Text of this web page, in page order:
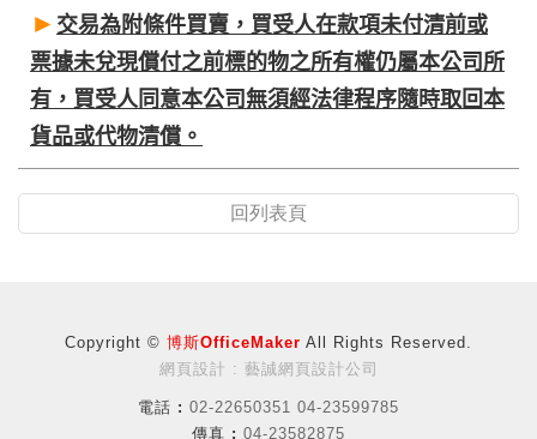
► 交易為附條件買賣，買受人在款項未付清前或
票據未兌現償付之前標的物之所有權仍屬本公司所
有，買受人同意本公司無須經法律程序隨時取回本
貨品或代物清償。
回列表頁
Copyright © 博斯OfficeMaker All Rights Reserved.
網頁設計 : 藝誠網頁設計公司
電話 : 02-22650351 04-23599785
傳真 : 04-23582875